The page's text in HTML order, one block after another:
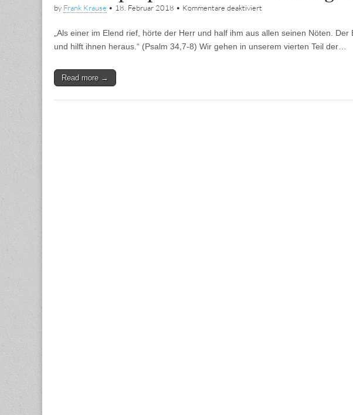
by Frank Krause • 18. Februar 2018 • Kommentare deaktiviert
Anmerkungen
zu
„Als einer im Elend rief, hörte der Herr und half ihm aus allen seinen Nöten.
und hilft ihnen heraus.“ (Psalm 34,7-8) Wir gehen in unserem vierten Teil der…
Read more →